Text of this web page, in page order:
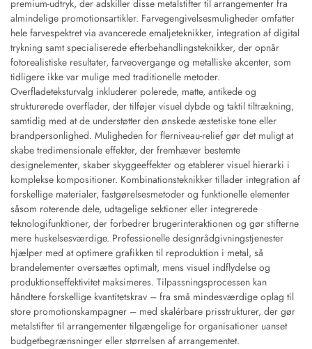
premium-udtryk, der adskiller disse metalstifter til arrangementer fra
almindelige promotionsartikler. Farvegengivelsesmuligheder omfatter
hele farvespektret via avancerede emaljeteknikker, integration af digital
trykning samt specialiserede efterbehandlingsteknikker, der opnår
fotorealistiske resultater, farveovergange og metalliske akcenter, som
tidligere ikke var mulige med traditionelle metoder.
Overfladeteksturvalg inkluderer polerede, matte, antikede og
strukturerede overflader, der tilføjer visuel dybde og taktil tiltrækning,
samtidig med at de understøtter den ønskede æstetiske tone eller
brandpersonlighed. Muligheden for flerniveau-relief gør det muligt at
skabe tredimensionale effekter, der fremhæver bestemte
designelementer, skaber skyggeeffekter og etablerer visuel hierarki i
komplekse kompositioner. Kombinationsteknikker tillader integration af
forskellige materialer, fastgørelsesmetoder og funktionelle elementer
såsom roterende dele, udtagelige sektioner eller integrerede
teknologifunktioner, der forbedrer brugerinteraktionen og gør stifterne
mere huskelsesværdige. Professionelle designrådgivningstjenester
hjælper med at optimere grafikken til reproduktion i metal, så
brandelementer oversættes optimalt, mens visuel indflydelse og
produktionseffektivitet maksimeres. Tilpassningsprocessen kan
håndtere forskellige kvantitetskrav – fra små mindesværdige oplag til
store promotionskampagner – med skalérbare prisstrukturer, der gør
metalstifter til arrangementer tilgængelige for organisationer uanset
budgetbegrænsninger eller størrelsen af arrangementet.